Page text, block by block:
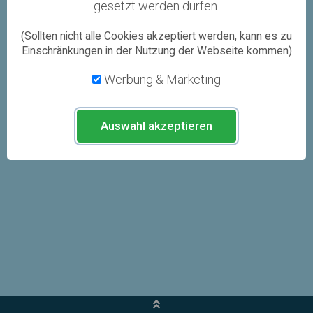
Benutzen Sie für den Login folgenden Link:
gesetzt werden dürfen.
(Sollten nicht alle Cookies akzeptiert werden, kann es zu
Einschränkungen in der Nutzung der Webseite kommen)
Werbung & Marketing
Auswahl akzeptieren